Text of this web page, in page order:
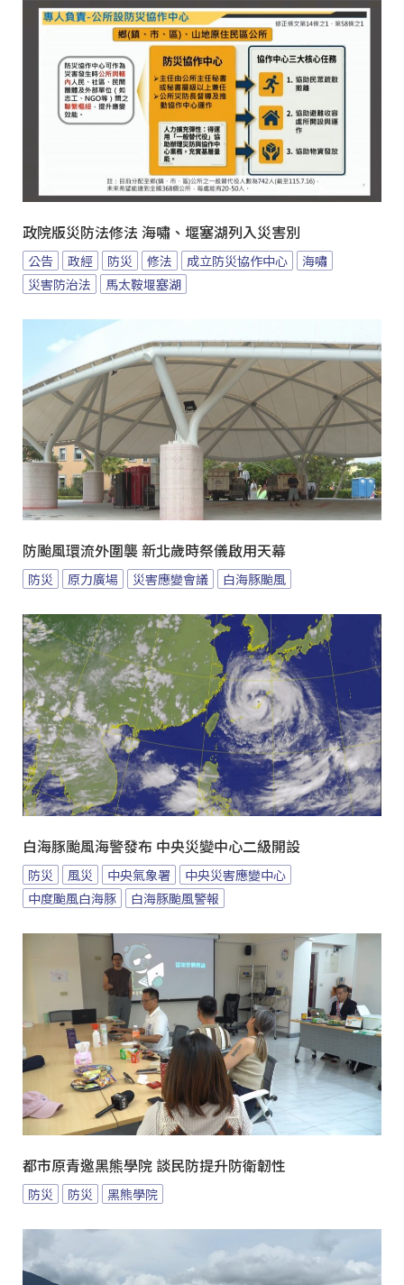
政院版災防法修法 海嘯、堰塞湖列入災害別
公告 政經 防災 修法 成立防災協作中心
海嘯
災害防治法
馬太鞍堰塞湖
防颱風環流外圍襲 新北歲時祭儀啟用天幕
防災 原力廣場 災害應變會議 白海豚颱風
白海豚颱風海警發布 中央災變中心二級開設
防災 風災 中央氣象署
中央災害應變中心
中度颱風白海豚
白海豚颱風警報
都市原青邀黑熊學院 談民防提升防衛韌性
防災 防災 黑熊學院